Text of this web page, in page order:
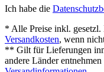
Ich habe die
* Alle Preise inkl.
Versandkosten, wenn
** Gilt für Lieferungen
andere Länder